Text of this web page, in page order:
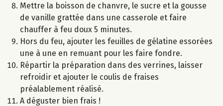
Mettre la boisson de chanvre, le sucre et la gousse
de vanille grattée dans une casserole et faire
chauffer à feu doux 5 minutes.
Hors du feu, ajouter les feuilles de gélatine essorées
une à une en remuant pour les faire fondre.
Répartir la préparation dans des verrines, laisser
refroidir et ajouter le coulis de fraises
préalablement réalisé.
A déguster bien frais !